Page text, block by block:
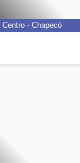
Centro - Chapecó